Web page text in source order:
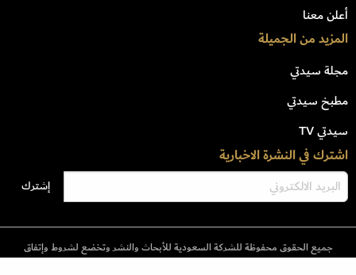
أعلن معنا
المزيد من الجميلة
مجلة سيدتي
مطبخ سيدتي
سيدتي TV
اشترك في النشرة الاخبارية
جميع الحقوق محفوظة للشركة السعودية للأبحاث والنشر وتخضع لشروط وإتفاق
الإستخدام © 2023